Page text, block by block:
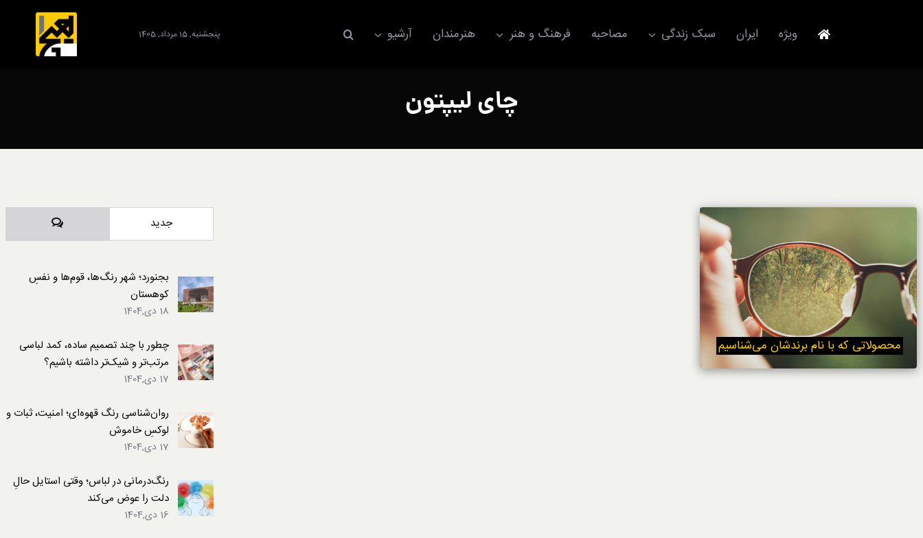
ویژه ایران سبک زندگی
استایل
آداب معاشرت
ورزش/ سلامت/ زیبایی
تکنولوژی
مصاحبه فرهنگ و هنر هنرمندان آرشیو پنجشنبه, 15 مرداد, 1405
چای لیپتون
محصولاتی که با نام برندشان می‌شناسیم
جدید دیدگاه‌ها
بجنورد؛ شهر رنگ‌ها، قوم‌ها و نفسِ
کوهستان
18 دی,1404
چطور با چند تصمیم ساده، کمد لباسی
مرتب‌تر و شیک‌تر داشته باشیم؟
17 دی,1404
روان‌شناسی رنگ قهوه‌ای؛ امنیت، ثبات و
لوکسِ خاموش
17 دی,1404
رنگ‌درمانی در لباس؛ وقتی استایل حالِ
دلت را عوض می‌کند
16 دی,1404